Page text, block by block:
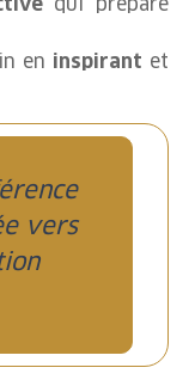
qui prépare
en inspirant et
vers